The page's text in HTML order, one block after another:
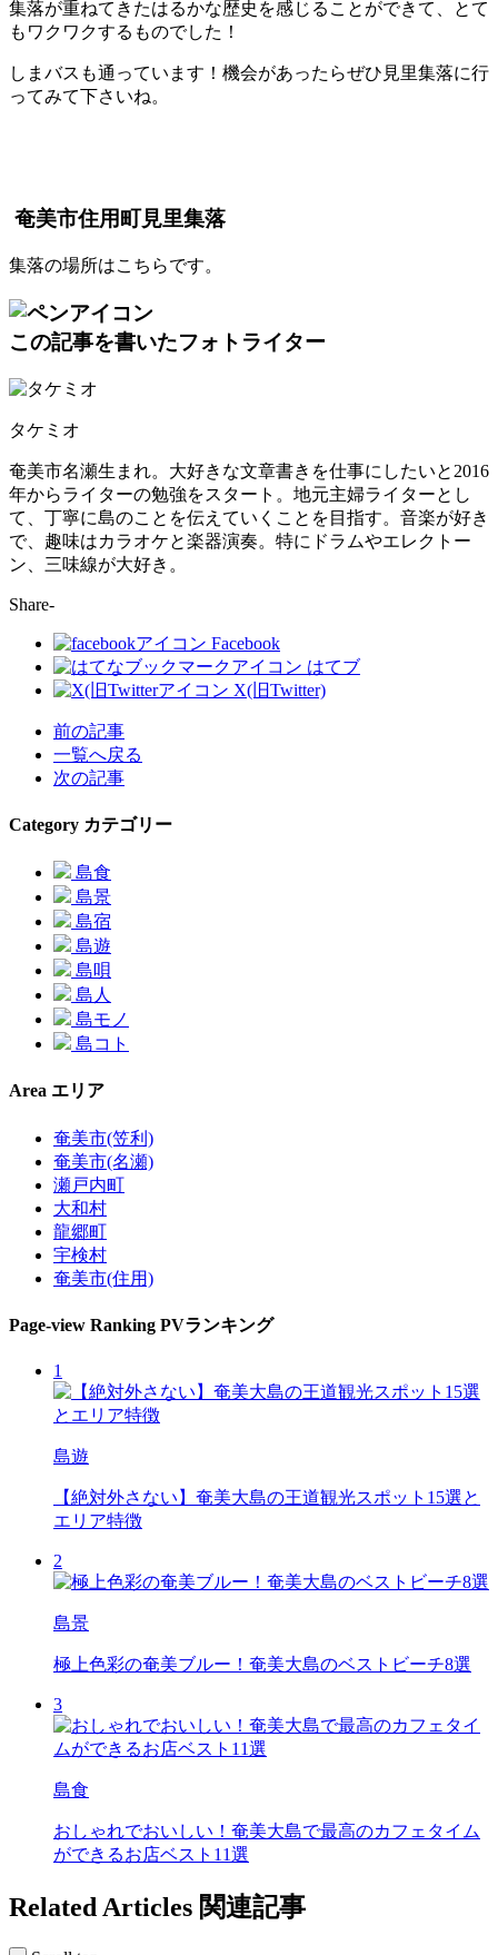
集落が重ねてきたはるかな歴史を感じることができて、とて
もワクワクするものでした！
しまバスも通っています！機会があったらぜひ見里集落に行
ってみて下さいね。
奄美市住用町見里集落
集落の場所はこちらです。
この記事を書いたフォトライター
タケミオ
奄美市名瀬生まれ。大好きな文章書きを仕事にしたいと2016
年からライターの勉強をスタート。地元主婦ライターとし
て、丁寧に島のことを伝えていくことを目指す。音楽が好き
で、趣味はカラオケと楽器演奏。特にドラムやエレクトー
ン、三味線が大好き。
Share-
Facebook
はてブ
X(旧Twitter)
前の記事
一覧へ戻る
次の記事
Category カテゴリー
島食
島景
島宿
島遊
島唄
島人
島モノ
島コト
Area エリア
奄美市(笠利)
奄美市(名瀬)
瀬戸内町
大和村
龍郷町
宇検村
奄美市(住用)
Page-view Ranking PVランキング
1
島遊
【絶対外さない】奄美大島の王道観光スポット15選と
エリア特徴
2
島景
極上色彩の奄美ブルー！奄美大島のベストビーチ8選
3
島食
おしゃれでおいしい！奄美大島で最高のカフェタイム
ができるお店ベスト11選
Related Articles 関連記事